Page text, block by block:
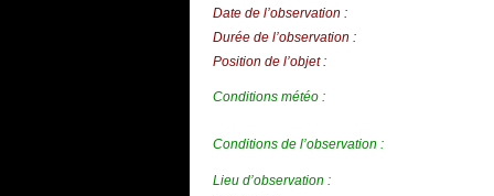
Date de l’observation :
Durée de l’observation :
Position de l’objet :
Conditions météo :
Conditions de l’observation :
Lieu d’observation :